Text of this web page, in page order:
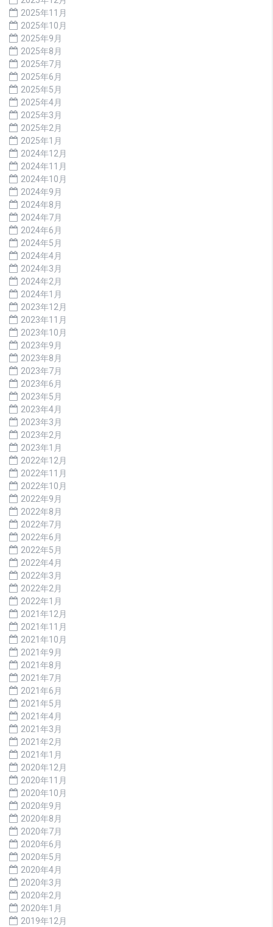
2025年11月
2025年10月
2025年9月
2025年8月
2025年7月
2025年6月
2025年5月
2025年4月
2025年3月
2025年2月
2025年1月
2024年12月
2024年11月
2024年10月
2024年9月
2024年8月
2024年7月
2024年6月
2024年5月
2024年4月
2024年3月
2024年2月
2024年1月
2023年12月
2023年11月
2023年10月
2023年9月
2023年8月
2023年7月
2023年6月
2023年5月
2023年4月
2023年3月
2023年2月
2023年1月
2022年12月
2022年11月
2022年10月
2022年9月
2022年8月
2022年7月
2022年6月
2022年5月
2022年4月
2022年3月
2022年2月
2022年1月
2021年12月
2021年11月
2021年10月
2021年9月
2021年8月
2021年7月
2021年6月
2021年5月
2021年4月
2021年3月
2021年2月
2021年1月
2020年12月
2020年11月
2020年10月
2020年9月
2020年8月
2020年7月
2020年6月
2020年5月
2020年4月
2020年3月
2020年2月
2020年1月
2019年12月